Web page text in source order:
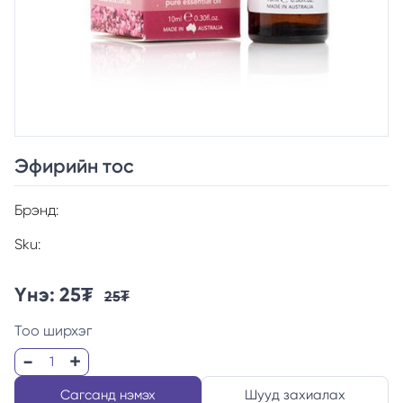
Эфирийн тос
Брэнд:
Sku:
Үнэ: 25₮ 25₮
Тоо ширхэг
Сагсанд нэмэх Шууд захиалах